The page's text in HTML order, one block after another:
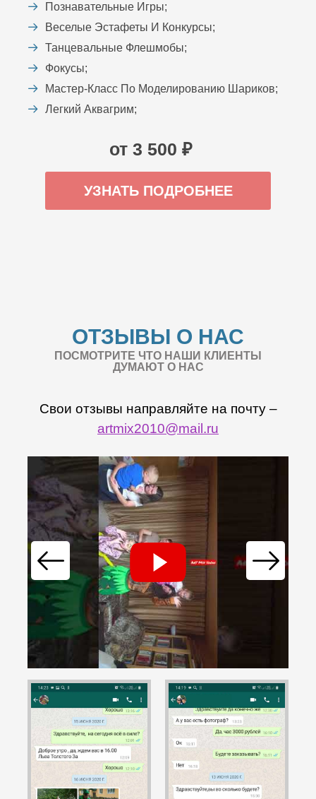
Познавательные Игры;
Веселые Эстафеты И Конкурсы;
Танцевальные Флешмобы;
Фокусы;
Мастер-Класс По Моделированию Шариков;
Легкий Аквагрим;
от 3 500 ₽
УЗНАТЬ ПОДРОБНЕЕ
ОТЗЫВЫ О НАС
ПОСМОТРИТЕ ЧТО НАШИ КЛИЕНТЫ
ДУМАЮТ О НАС
Свои отзывы направляйте на почту –
artmix2010@mail.ru